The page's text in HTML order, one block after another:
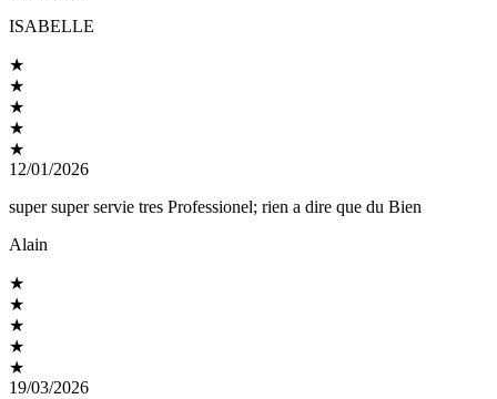
ISABELLE
★
★
★
★
★
12/01/2026
super super servie tres Professionel; rien a dire que du Bien
Alain
★
★
★
★
★
19/03/2026